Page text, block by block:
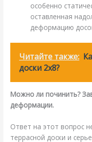
особенно
оставленная
деформацию
Читайте также:
доски 2x8?
Можно ли починить?
деформации.
Ответ на этот вопрос
террасной доски и